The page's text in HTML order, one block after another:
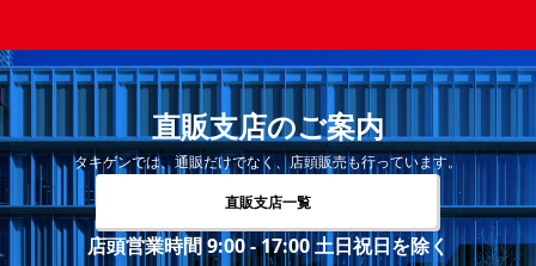
直販支店のご案内
タキゲンでは、通販だけでなく、店頭販売も行っています。
直販支店一覧
店頭営業時間 9:00 - 17:00 土日祝日を除く